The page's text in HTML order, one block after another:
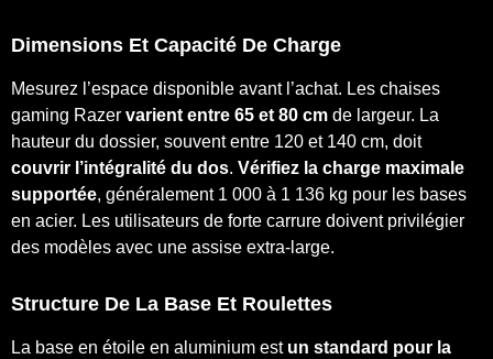
Dimensions Et Capacité De Charge
Mesurez l’espace disponible avant l’achat. Les chaises
gaming Razer varient entre 65 et 80 cm de largeur. La
hauteur du dossier, souvent entre 120 et 140 cm, doit
couvrir l’intégralité du dos. Vérifiez la charge maximale
supportée, généralement 1 000 à 1 136 kg pour les bases
en acier. Les utilisateurs de forte carrure doivent privilégier
des modèles avec une assise extra-large.
Structure De La Base Et Roulettes
La base en étoile en aluminium est un standard pour la